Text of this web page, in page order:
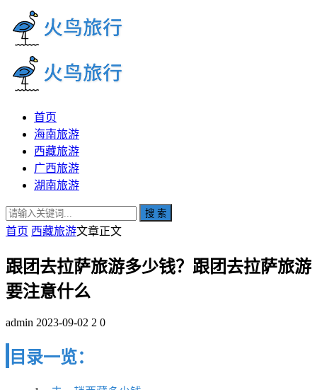
首页
海南旅游
西藏旅游
广西旅游
湖南旅游
搜 索
首页 西藏旅游文章正文
跟团去拉萨旅游多少钱？跟团去拉萨旅游
要注意什么
admin 2023-09-02 2 0
目录一览：